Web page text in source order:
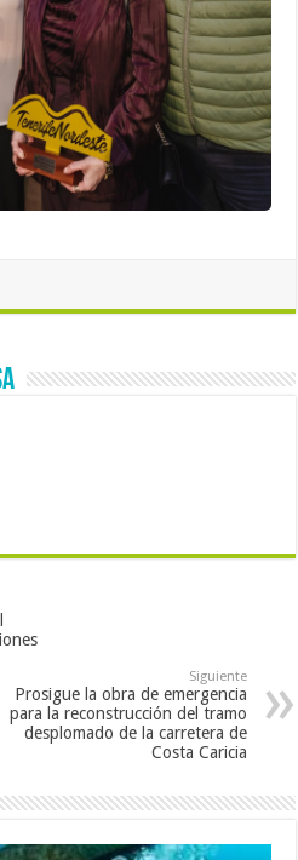
Siguiente
Prosigue la obra de emergencia
para la reconstrucción del tramo
desplomado de la carretera de
Costa Caricia